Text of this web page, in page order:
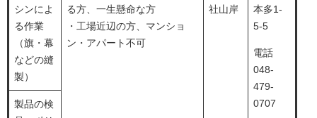
シンによ
る作業
（旗・幕
などの縫
製）
る方、一生懸命な方
・工場近辺の方、マンショ
ン・アパート不可
社山岸
本多1-
5-5
電話
048-
479-
0707
製品の検